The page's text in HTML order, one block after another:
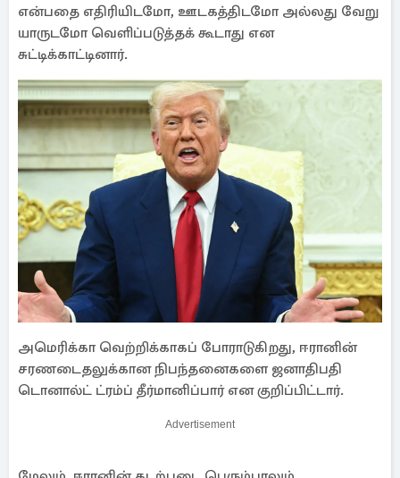
என்பதை எதிரியிடமோ, ஊடகத்திடமோ அல்லது வேறு
யாருடமோ வெளிப்படுத்தக் கூடாது என
சுட்டிக்காட்டினார்.
அமெரிக்கா வெற்றிக்காகப் போராடுகிறது, ஈரானின்
சரணடைதலுக்கான நிபந்தனைகளை ஜனாதிபதி
டொனால்ட் ட்ரம்ப் தீர்மானிப்பார் என குறிப்பிட்டார்.
Advertisement